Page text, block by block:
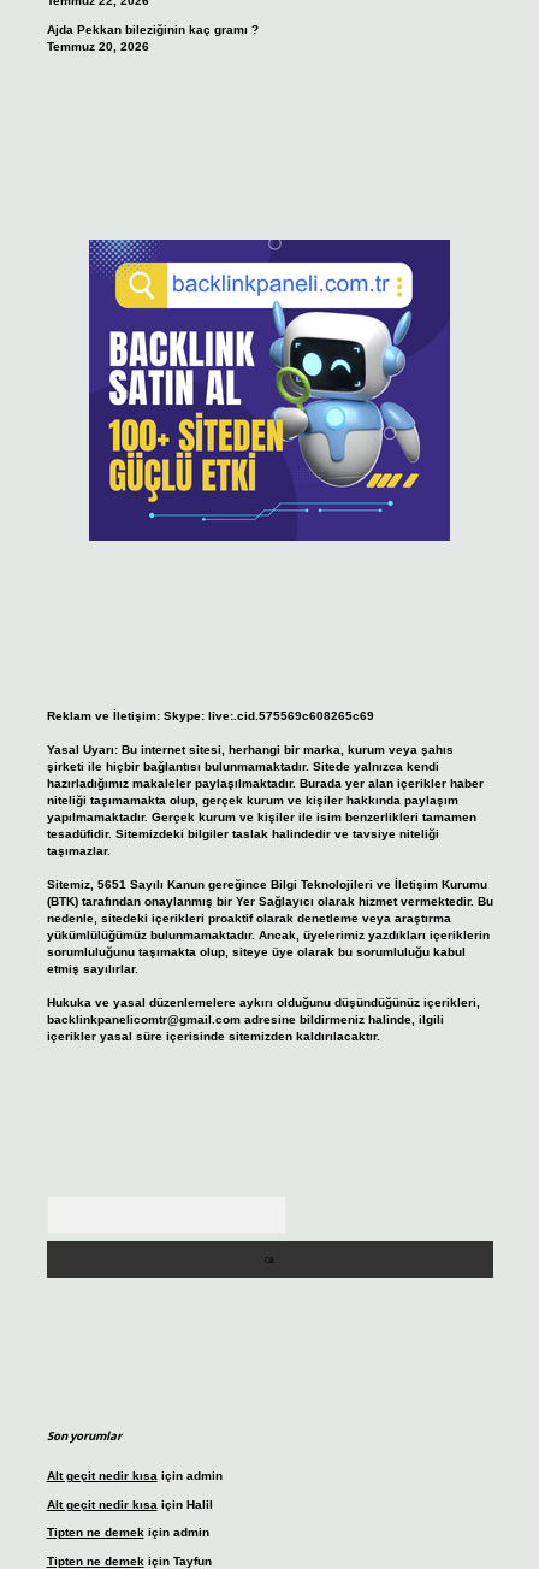
Ajda Pekkan bileziğinin kaç gramı ?
Temmuz 20, 2026
Reklam ve İletişim: Skype: live:.cid.575569c608265c69
Yasal Uyarı: Bu internet sitesi, herhangi bir marka, kurum veya şahıs
şirketi ile hiçbir bağlantısı bulunmamaktadır. Sitede yalnızca kendi
hazırladığımız makaleler paylaşılmaktadır. Burada yer alan içerikler haber
niteliği taşımamakta olup, gerçek kurum ve kişiler hakkında paylaşım
yapılmamaktadır. Gerçek kurum ve kişiler ile isim benzerlikleri tamamen
tesadüfidir. Sitemizdeki bilgiler taslak halindedir ve tavsiye niteliği
taşımazlar.
Sitemiz, 5651 Sayılı Kanun gereğince Bilgi Teknolojileri ve İletişim Kurumu
(BTK) tarafından onaylanmış bir Yer Sağlayıcı olarak hizmet vermektedir. Bu
nedenle, sitedeki içerikleri proaktif olarak denetleme veya araştırma
yükümlülüğümüz bulunmamaktadır. Ancak, üyelerimiz yazdıkları içeriklerin
sorumluluğunu taşımakta olup, siteye üye olarak bu sorumluluğu kabul
etmiş sayılırlar.
Hukuka ve yasal düzenlemelere aykırı olduğunu düşündüğünüz içerikleri,
backlinkpanelicomtr@gmail.comadresine bildirmeniz halinde, ilgili
içerikler yasal süre içerisinde sitemizden kaldırılacaktır.
Son yorumlar
Alt geçit nedir kısa için admin
Alt geçit nedir kısa için Halil
Tipten ne demekiçin admin
Tipten ne demek için Tayfun